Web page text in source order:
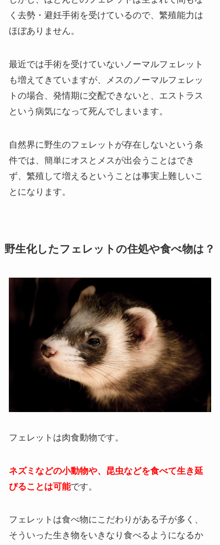
く去勢・避妊手術を受けているので、繁殖能力は
ほぼありません。
最近では手術を受けていないノーマルフェレット
も増えてきていますが、メスのノーマルフェレッ
トの場合、発情期に交配できないと、エストラス
という病気になって死んでしまいます。
自然界に野生のフェレットが存在しないという条
件では、簡単にオスとメスが出会うことはでき
ず、繁殖して増えるということは事実上難しいこ
とになります。
野生化したフェレットの住処や食べ物は？
フェレットは肉食動物です。
ネズミなどの小動物や、昆虫などを食べて生き延
びることは可能です。
フェレットは食べ物にこだわりがある子が多く、
そういった生き物をいきなり食べるようになるか